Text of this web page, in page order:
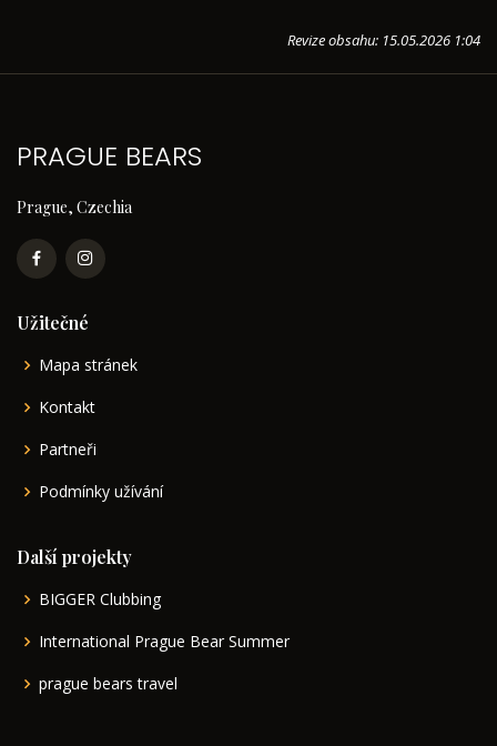
Revize obsahu: 15.05.2026 1:04
PRAGUE BEARS
Prague, Czechia
Užitečné
Mapa stránek
Kontakt
Partneři
Podmínky užívání
Další projekty
BIGGER Clubbing
International Prague Bear Summer
prague bears travel